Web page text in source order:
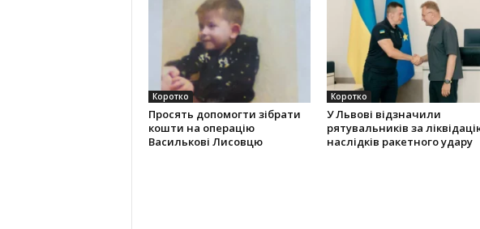
Коротко
Просять допомогти зібрати
кошти на операцію
Василькові Лисовцю
Коротко
У Львові відзначили
рятувальників за
наслідків ракетного удару